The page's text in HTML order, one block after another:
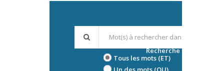
Tous les mots (ET)
Recherche avancée